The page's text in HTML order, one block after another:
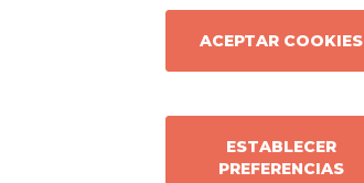
FarmaOffice
Contacto
ACEPTAR COOKIES
ESTABLECER
PREFERENCIAS